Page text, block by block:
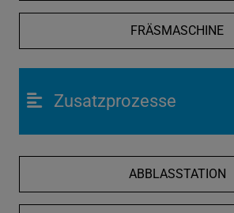
FRÄSMASCHINE
Zusatzprozesse
ABBLASSTATION